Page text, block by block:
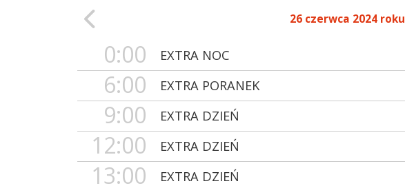
26 czerwca 2024 roku
0:00 EXTRA NOC
6:00 EXTRA PORANEK
9:00 EXTRA DZIEŃ
12:00 EXTRA DZIEŃ
13:00 EXTRA DZIEŃ